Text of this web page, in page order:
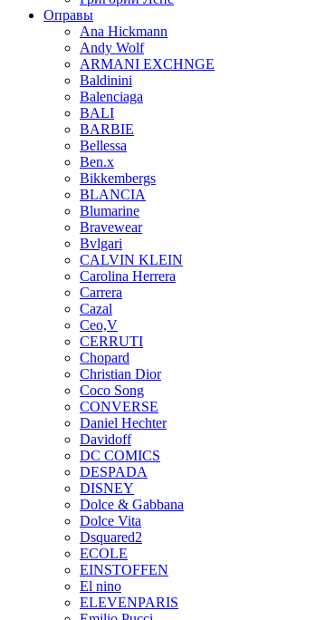
Оправы
Ana Hickmann
Andy Wolf
ARMANI EXCHNGE
Baldinini
Balenciaga
BALI
BARBIE
Bellessa
Ben.x
Bikkembergs
BLANCIA
Blumarine
Bravewear
Bvlgari
CALVIN KLEIN
Carolina Herrera
Carrera
Cazal
Ceo,V
CERRUTI
Chopard
Christian Dior
Coco Song
CONVERSE
Daniel Hechter
Davidoff
DC COMICS
DESPADA
DISNEY
Dolce & Gabbana
Dolce Vita
Dsquared2
ECOLE
EINSTOFFEN
El nino
ELEVENPARIS